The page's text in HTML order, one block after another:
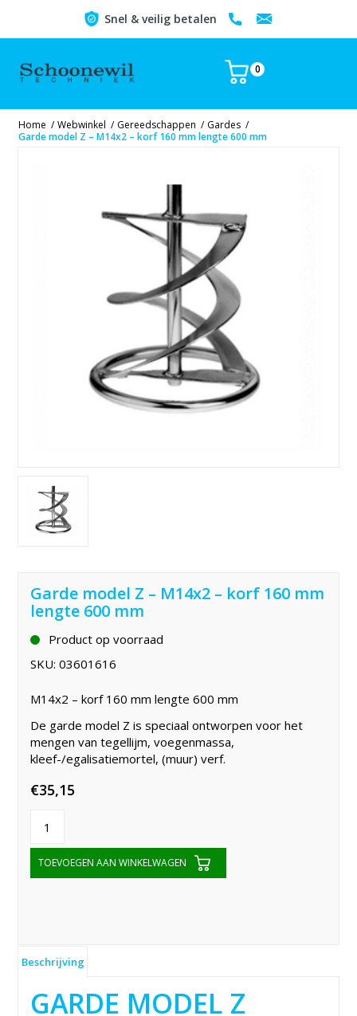
Snel & veilig betalen
0
Home / Webwinkel / Gereedschappen / Gardes /
Garde model Z – M14x2 – korf 160 mm lengte 600 mm
Garde model Z – M14x2 – korf 160 mm
lengte 600 mm
Product op voorraad
SKU:03601616
M14x2 – korf 160 mm lengte 600 mm
De garde model Z is speciaal ontworpen voor het
mengen van tegellijm, voegenmassa,
kleef-/egalisatiemortel, (muur) verf.
€35,15
TOEVOEGEN AAN WINKELWAGEN
Beschrijving
GARDE MODEL Z